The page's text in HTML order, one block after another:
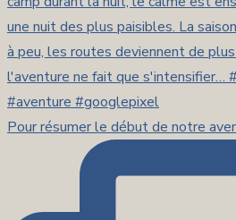
Pour résumer le début de notre